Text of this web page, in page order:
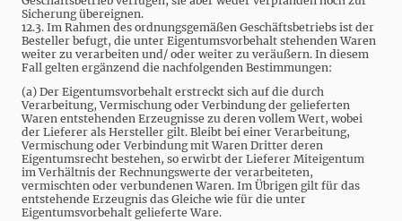
Sicherung übereignen.
12.3. Im Rahmen des ordnungsgemäßen Geschäftsbetriebs ist der
Besteller befugt, die unter Eigentumsvorbehalt stehenden Waren
weiter zu verarbeiten und/ oder weiter zu veräußern. In diesem
Fall gelten ergänzend die nachfolgenden Bestimmungen:
(a) Der Eigentumsvorbehalt erstreckt sich auf die durch
Verarbeitung, Vermischung oder Verbindung der gelieferten
Waren entstehenden Erzeugnisse zu deren vollem Wert, wobei
der Lieferer als Hersteller gilt. Bleibt bei einer Verarbeitung,
Vermischung oder Verbindung mit Waren Dritter deren
Eigentumsrecht bestehen, so erwirbt der Lieferer Miteigentum
im Verhältnis der Rechnungswerte der verarbeiteten,
vermischten oder verbundenen Waren. Im Übrigen gilt für das
entstehende Erzeugnis das Gleiche wie für die unter
Eigentumsvorbehalt gelieferte Ware.